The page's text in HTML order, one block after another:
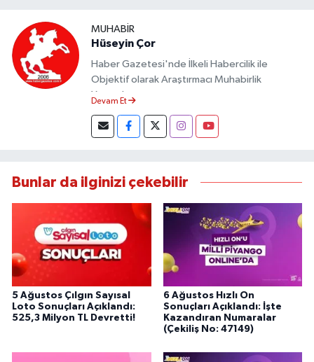
MUHABIR
Hüseyin Çor
Haber Gazetesi'nde İlkeli Habercilik ile
Objektif olarak Araştırmacı Muhabirlik
Yapmaktayım.
Devam Et
Bunlar da ilginizi çekebilir
5 Ağustos Çılgın Sayısal
Loto Sonuçları Açıklandı:
525,3 Milyon TL Devretti!
6 Ağustos Hızlı On
Sonuçları Açıklandı: İşte
Kazandıran Numaralar
(Çekiliş No: 47149)